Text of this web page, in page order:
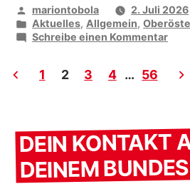
Veröffentlicht
von
mariontobola
2. Juli 2026
Veröffentlicht
unter
Aktuelles, Allgemein,
Schreibe einen Kommentarzu
der
1 2 3 4 … 56
DEIN KONTAKT
DEINEM